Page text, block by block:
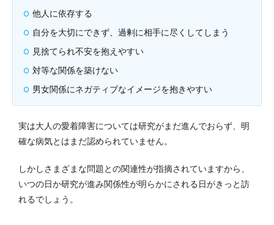
他人に依存する
自分を大切にできず、過剰に相手に尽くしてしまう
見捨てられ不安を抱えやすい
対等な関係を築けない
男女関係にネガティブなイメージを抱きやすい
実は大人の愛着障害については研究がまだ進んでおらず、明
確な病気とはまだ認められていません。
しかしさまざまな問題との関連性が指摘されていますから、
いつの日か研究が進み関係性が明らかにされる日がきっと訪
れるでしょう。